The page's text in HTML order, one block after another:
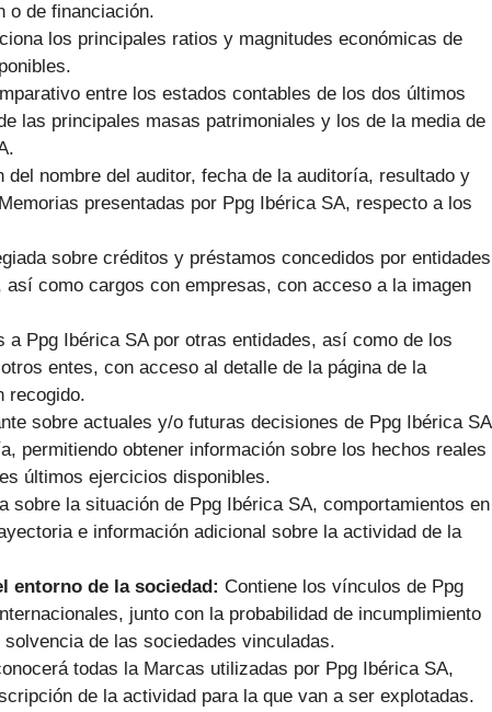
o de financiación.
los principales ratios y magnitudes económicas de
entre los estados contables de los dos últimos
las principales masas patrimoniales y los de la media de
del nombre del auditor, fecha de la auditoría, resultado y
presentadas por Ppg Ibérica SA, respecto a los
sobre créditos y préstamos concedidos por entidades
como cargos con empresas, con acceso a la imagen
Ppg Ibérica SA por otras entidades, así como de los
entes, con acceso al detalle de la página de la
recogido.
sobre actuales y/o futuras decisiones de Ppg Ibérica SA
permitiendo obtener información sobre los hechos reales
últimos ejercicios disponibles.
sobre la situación de Ppg Ibérica SA, comportamientos en
e información adicional sobre la actividad de la
entorno de la sociedad: Contiene los vínculos de Ppg
junto con la probabilidad de incumplimiento
de las sociedades vinculadas.
todas la Marcas utilizadas por Ppg Ibérica SA,
de la actividad para la que van a ser explotadas.